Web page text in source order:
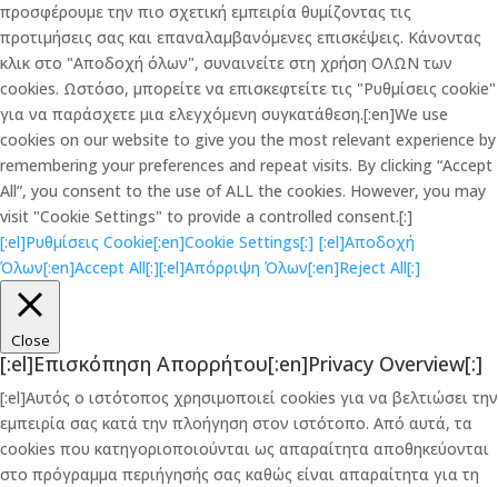
προσφέρουμε την πιο σχετική εμπειρία θυμίζοντας τις
προτιμήσεις σας και επαναλαμβανόμενες επισκέψεις. Κάνοντας
κλικ στο "Αποδοχή όλων", συναινείτε στη χρήση ΟΛΩΝ των
cookies. Ωστόσο, μπορείτε να επισκεφτείτε τις "Ρυθμίσεις cookie"
για να παράσχετε μια ελεγχόμενη συγκατάθεση.[:en]We use
cookies on our website to give you the most relevant experience by
remembering your preferences and repeat visits. By clicking “Accept
All”, you consent to the use of ALL the cookies. However, you may
visit "Cookie Settings" to provide a controlled consent.[:]
[:el]Ρυθμίσεις Cookie[:en]Cookie Settings[:] [:el]Αποδοχή
Όλων[:en]Accept All[:][:el]Απόρριψη Όλων[:en]Reject All[:]
Close
[:el]Επισκόπηση Απορρήτου[:en]Privacy Overview[:]
[:el]Αυτός ο ιστότοπος χρησιμοποιεί cookies για να βελτιώσει την
εμπειρία σας κατά την πλοήγηση στον ιστότοπο. Από αυτά, τα
cookies που κατηγοριοποιούνται ως απαραίτητα αποθηκεύονται
στο πρόγραμμα περιήγησής σας καθώς είναι απαραίτητα για τη